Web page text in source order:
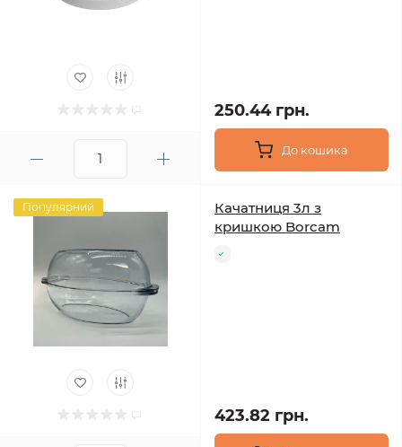
250.44 грн.
До кошика
Популярний
Качатниця 3л з
кришкою Borcam
423.82 грн.